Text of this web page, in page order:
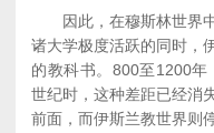
因此，在穆斯林世界中
诸大学极度活跃的同时，
的教科书。800至1200
世纪时，这种差距已经消
前面，而伊斯兰教世界则